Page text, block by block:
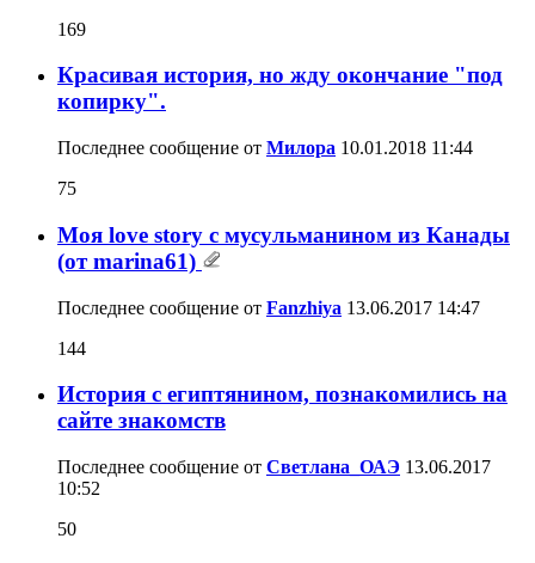
169
Красивая история, но жду окончание "под
копирку".
Последнее сообщение от Милора 10.01.2018 11:44
75
Моя love story с мусульманином из Канады
(от marina61)
Последнее сообщение от Fanzhiya 13.06.2017 14:47
144
История с египтянином, познакомились на
сайте знакомств
Последнее сообщение от Светлана_ОАЭ 13.06.2017
10:52
50